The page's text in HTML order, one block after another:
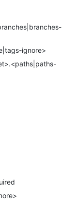
ignore>